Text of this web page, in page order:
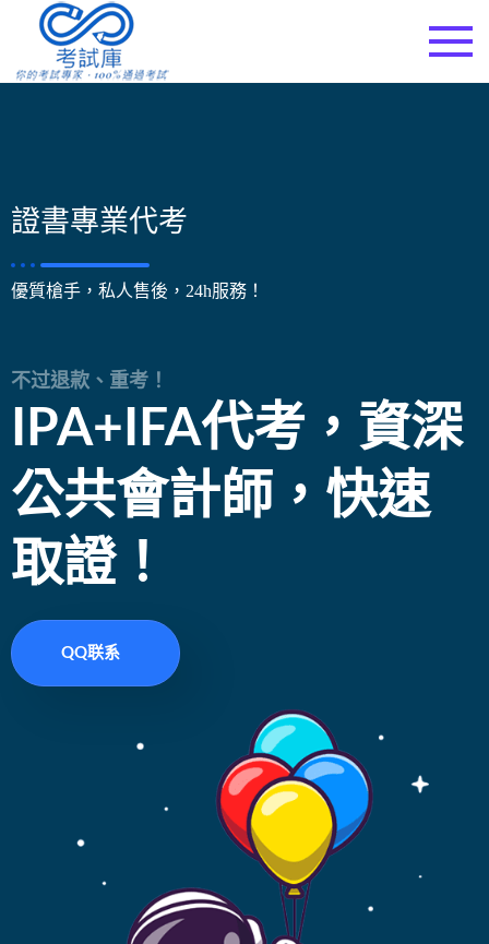
證書專業代考
優質槍手，私人售後，24h服務！
不过退款、重考！
IPA+IFA代考，資深
公共會計師，快速
取證！
QQ联系